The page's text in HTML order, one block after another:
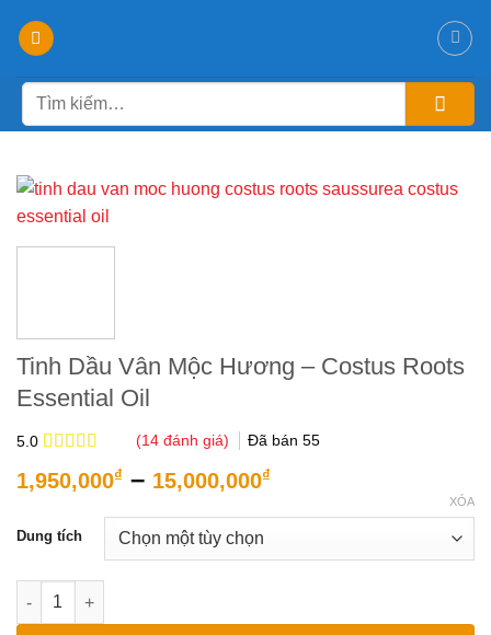
đến
dungTìm
kiếm:
Tinh Dầu Vân Mộc Hương – Costus Roots
Essential Oil
5.0
dựa trên
(14đánh giá) Đã bán 55
1,950,000₫ – 15,000,000₫
1,950,000₫
Dung tích
XÓA
Tinh Dầu Vân Mộc Hương - Costus Roots Essential Oil số